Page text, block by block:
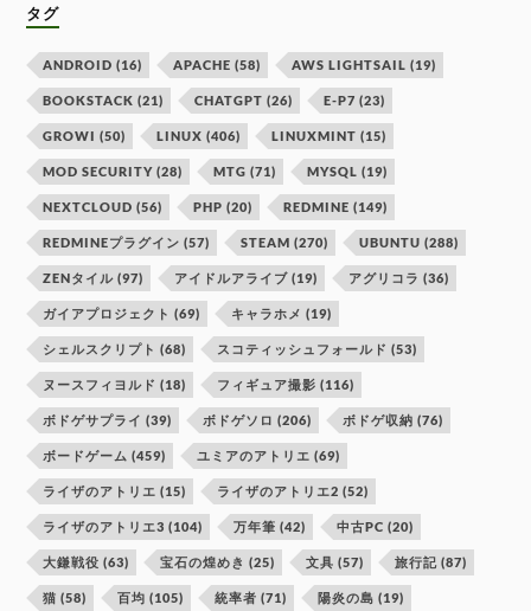
タグ
ANDROID (16) APACHE (58) AWS LIGHTSAIL (19)
BOOKSTACK (21) CHATGPT (26) E-P7 (23)
GROWI (50) LINUX (406) LINUXMINT (15)
MOD SECURITY (28) MTG (71) MYSQL (19)
NEXTCLOUD (56) PHP (20) REDMINE (149)
REDMINEプラグイン (57) STEAM (270) UBUNTU (288)
ZENタイル (97) アイドルアライブ (19) アグリコラ (36)
ガイアプロジェクト (69) キャラホメ (19)
シェルスクリプト (68) スコティッシュフォールド (53)
ヌースフィヨルド (18) フィギュア撮影 (116)
ボドゲサプライ (39) ボドゲソロ (206) ボドゲ収納 (76)
ボードゲーム (459) ユミアのアトリエ (69)
ライザのアトリエ (15) ライザのアトリエ2 (52)
ライザのアトリエ3 (104) 万年筆 (42) 中古PC (20)
大鎌戦役 (63) 宝石の煌めき (25) 文具 (57) 旅行記 (87)
猫 (58) 百均 (105) 統率者 (71) 陽炎の島 (19)